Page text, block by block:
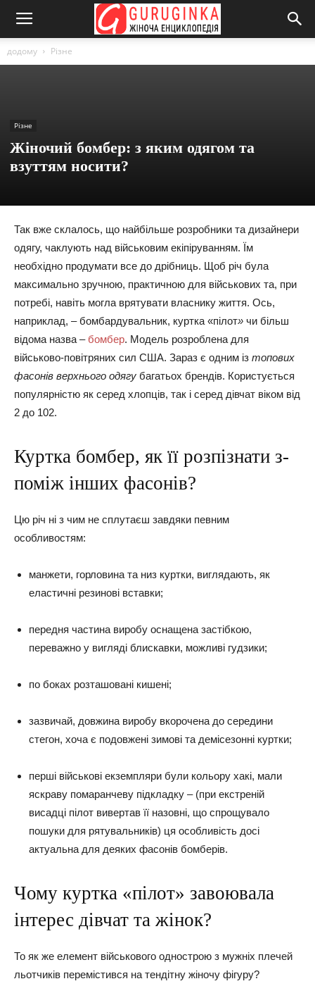
додому Різне
Різне
Жіночий бомбер: з яким одягом та
взуттям носити?
Так вже склалось, що найбільше розробники та дизайнери
одягу, чаклують над військовим екіпіруванням. Їм
необхідно продумати все до дрібниць. Щоб річ була
максимально зручною, практичною для військових та, при
потребі, навіть могла врятувати власнику життя. Ось,
наприклад, – бомбардувальник, куртка «пілот» чи більш
відома назва – бомбер. Модель розроблена для
військово-повітряних сил США. Зараз є одним із топових
фасонів верхнього одягу багатьох брендів. Користується
популярністю як серед хлопців, так і серед дівчат віком від
2 до 102.
Куртка бомбер, як її розпізнати з-
поміж інших фасонів?
Цю річ ні з чим не сплутаєш завдяки певним
особливостям:
манжети, горловина та низ куртки, виглядають, як
еластичні резинові вставки;
передня частина виробу оснащена застібкою,
переважно у вигляді блискавки, можливі гудзики;
по боках розташовані кишені;
зазвичай, довжина виробу вкорочена до середини
стегон, хоча є подовжені зимові та демісезонні куртки;
перші військові екземпляри були кольору хакі, мали
яскраву помаранчеву підкладку – (при екстреній
висадці пілот вивертав її назовні, що спрощувало
пошуки для рятувальників) ця особливість досі
актуальна для деяких фасонів бомберів.
Чому куртка «пілот» завоювала
інтерес дівчат та жінок?
То як же елемент військового однострою з мужніх плечей
льотчиків перемістився на тендітну жіночу фігуру?